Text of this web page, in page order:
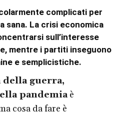
complicati per
sana. La crisi economica
sull’interesse
mentre i partiti inseguono
e semplicistiche.
guerra,
pandemiaè
cosa da fare è